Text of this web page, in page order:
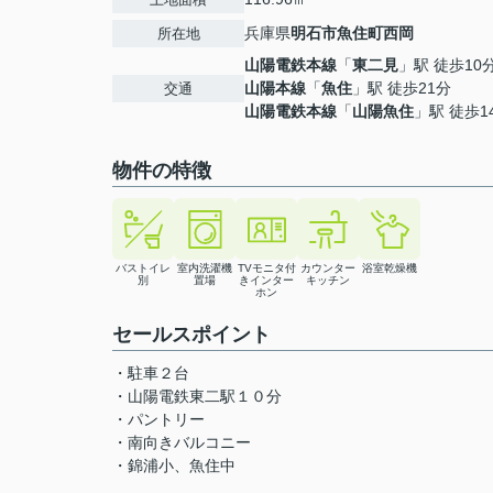
所在地 兵庫県明石市魚住町西岡
交通
山陽電鉄本線 「東二見 」駅 徒歩10
山陽本線 「魚住 」駅 徒歩21分
山陽電鉄本線 「山陽魚住 」駅 徒歩
物件の特徴
バストイレ
別
室内洗濯機
置場
TVモニタ付
きインター
ホン
カウンター
キッチン
浴室乾燥機
セールスポイント
・駐車２台
・山陽電鉄東二駅１０分
・パントリー
・南向きバルコニー
・錦浦小、魚住中